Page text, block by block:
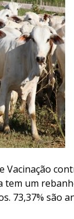
Vacinação
um
73,37% são